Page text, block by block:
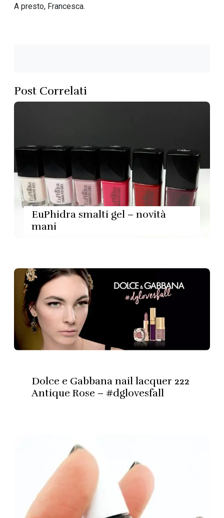
A presto, Francesca.
Post Correlati
EuPhidra smalti gel – novità
mani
Dolce e Gabbana nail lacquer 222
Antique Rose – #dglovesfall